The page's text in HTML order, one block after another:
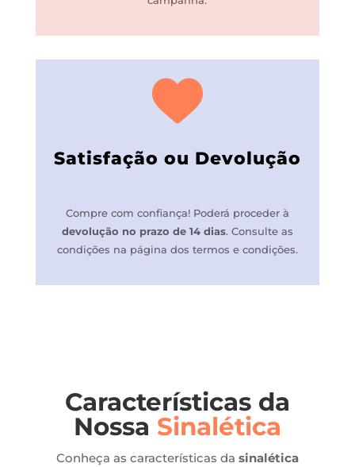
Satisfação ou Devolução
Compre com confiança! Poderá proceder à
devolução no prazo de 14 dias. Consulte as
condições na página dos termos e condições.
Características da
Nossa Sinalética
Conheça as características da sinalética